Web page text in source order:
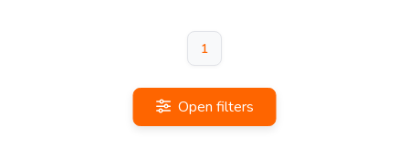
1
Open filters